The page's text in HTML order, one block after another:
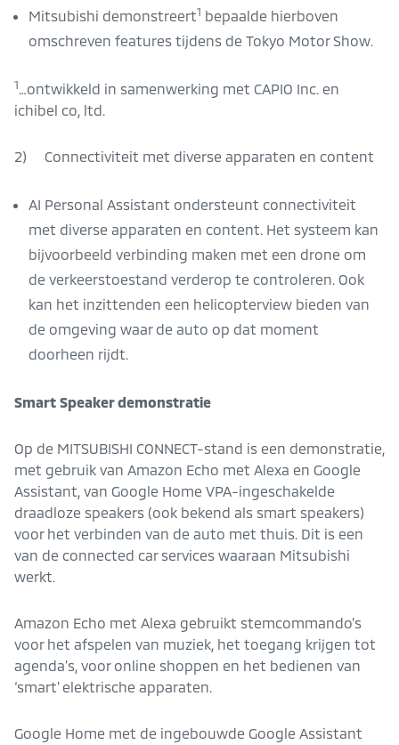
Mitsubishi demonstreert1 bepaalde hierboven
omschreven features tijdens de Tokyo Motor Show.
1…ontwikkeld in samenwerking met CAPIO Inc. en
ichibel co, ltd.
2) Connectiviteit met diverse apparaten en content
AI Personal Assistant ondersteunt connectiviteit
met diverse apparaten en content. Het systeem kan
bijvoorbeeld verbinding maken met een drone om
de verkeerstoestand verderop te controleren. Ook
kan het inzittenden een helicopterview bieden van
de omgeving waar de auto op dat moment
doorheen rijdt.
Smart Speaker demonstratie
Op de MITSUBISHI CONNECT-stand is een demonstratie,
met gebruik van Amazon Echo met Alexa en Google
Assistant, van Google Home VPA-ingeschakelde
draadloze speakers (ook bekend als smart speakers)
voor het verbinden van de auto met thuis. Dit is een
van de connected car services waaraan Mitsubishi
werkt.
Amazon Echo met Alexa gebruikt stemcommando’s
voor het afspelen van muziek, het toegang krijgen tot
agenda’s, voor online shoppen en het bedienen van
‘smart’ elektrische apparaten.
Google Home met de ingebouwde Google Assistant